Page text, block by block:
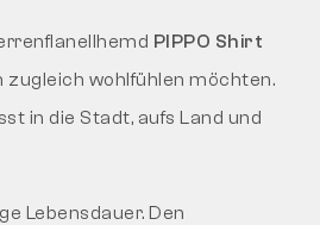
PIPPO Shirt
zugleich wohlfühlen möchten.
in die Stadt, aufs Land und
Lebensdauer. Den